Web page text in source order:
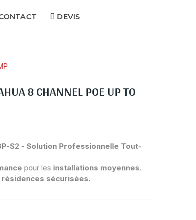
DEVIS
8 CHANNEL POE UP TO
S2 - Solution Professionnelle Tout-
pour les installations moyennes.
sécurisées.